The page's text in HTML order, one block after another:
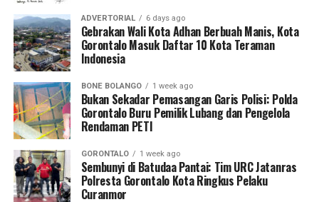
ADVERTORIAL 6 days ago
Gebrakan Wali Kota Adhan Berbuah Manis, Kota
Gorontalo Masuk Daftar 10 Kota Teraman
Indonesia
BONE BOLANGO 1 week ago
Bukan Sekadar Pemasangan Garis Polisi: Polda
Gorontalo Buru Pemilik Lubang dan Pengelola
Rendaman PETI
GORONTALO 1 week ago
Sembunyi di Batudaa Pantai: Tim URC Jatanras
Polresta Gorontalo Kota Ringkus Pelaku
Curanmor